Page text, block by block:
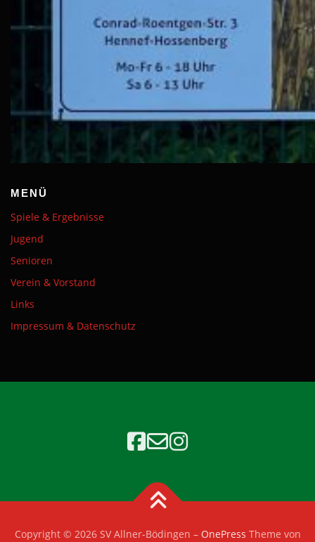
MENÜ
Spiele & Ergebnisse
Jugend
Senioren
Verein & Vorstand
Links
Impressum & Datenschutz
Copyright © 2026 SV Allner-Bödingen – OnePress Theme von